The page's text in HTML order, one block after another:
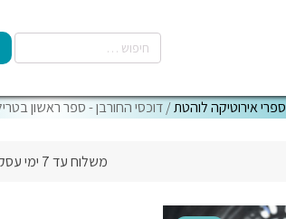
ספרי אירוטיקה לוהטת/ דוכסי החורבן - ספר ראשון
משלוח עד 7 ימי עסקים